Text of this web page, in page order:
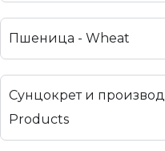
Пшеница - Wheat
Сунцокрет и
Products